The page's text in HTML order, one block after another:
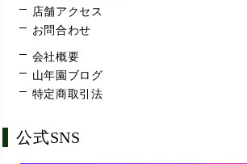
店舗アクセス
お問合わせ
会社概要
山年園ブログ
特定商取引法
公式SNS